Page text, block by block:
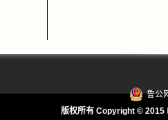
鲁公
版权所有 Copyright © 2015